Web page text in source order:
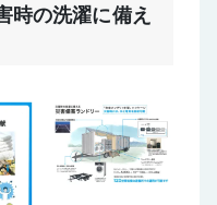
時の洗濯に備え